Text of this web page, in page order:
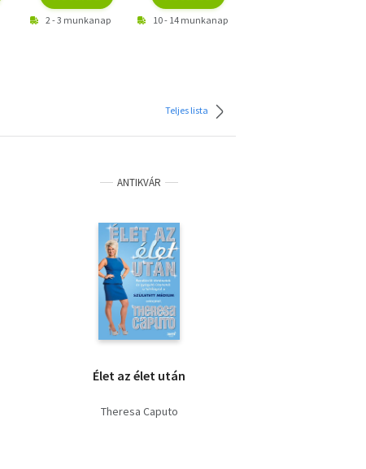
2 - 3 munkanap 10 - 14 munkanap
Teljes lista
ANTIKVÁR
Élet az élet után
Theresa Caputo